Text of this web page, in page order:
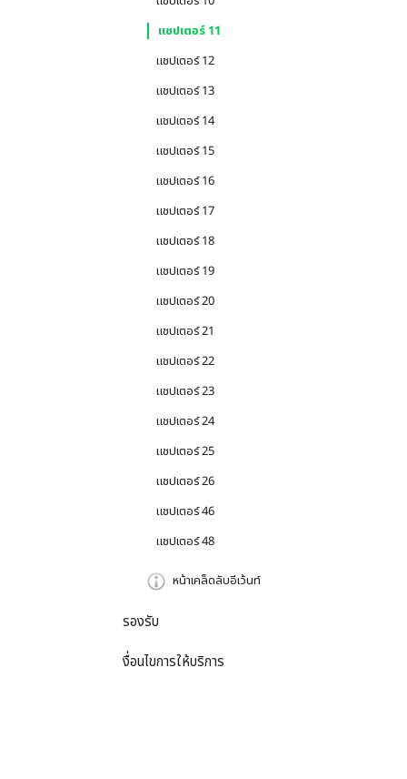
แชปเตอร์ 11
แชปเตอร์ 12
แชปเตอร์ 13
แชปเตอร์ 14
แชปเตอร์ 15
แชปเตอร์ 16
แชปเตอร์ 17
แชปเตอร์ 18
แชปเตอร์ 19
แชปเตอร์ 20
แชปเตอร์ 21
แชปเตอร์ 22
แชปเตอร์ 23
แชปเตอร์ 24
แชปเตอร์ 25
แชปเตอร์ 26
แชปเตอร์ 46
แชปเตอร์ 48
หน้าเคล็ดลับอีเว้นท์
รองรับ
งื่อนไขการให้บริการ